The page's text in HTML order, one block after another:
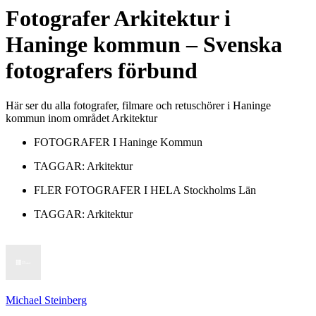
FotograferArkitekturi
Haninge kommun– Svenska
fotografers förbund
Här ser du alla fotografer, filmare och retuschörer i Haninge
kommun inom området Arkitektur
FOTOGRAFER I Haninge Kommun
TAGGAR: Arkitektur
FLER FOTOGRAFER I HELA Stockholms Län
TAGGAR: Arkitektur
Michael Steinberg